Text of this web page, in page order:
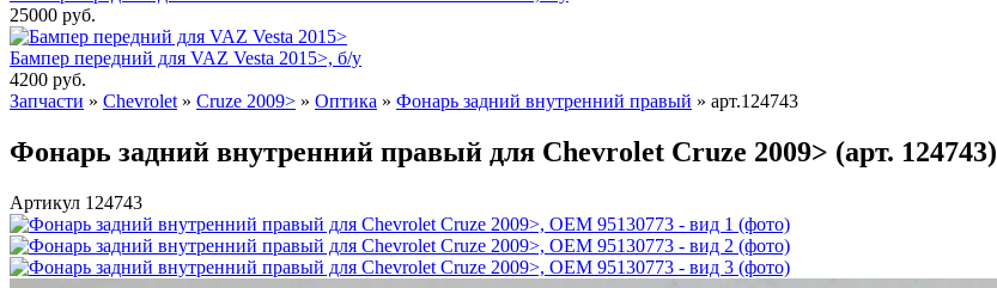
25000 руб.
Бампер передний для VAZ Vesta 2015>, б/у
4200 руб.
Запчасти » Chevrolet » Cruze 2009> » Оптика » Фонарь задний внутренний правый » арт.124743
Фонарь задний внутренний правый для Chevrolet Cruze 2009> (арт. 124743)
Артикул 124743